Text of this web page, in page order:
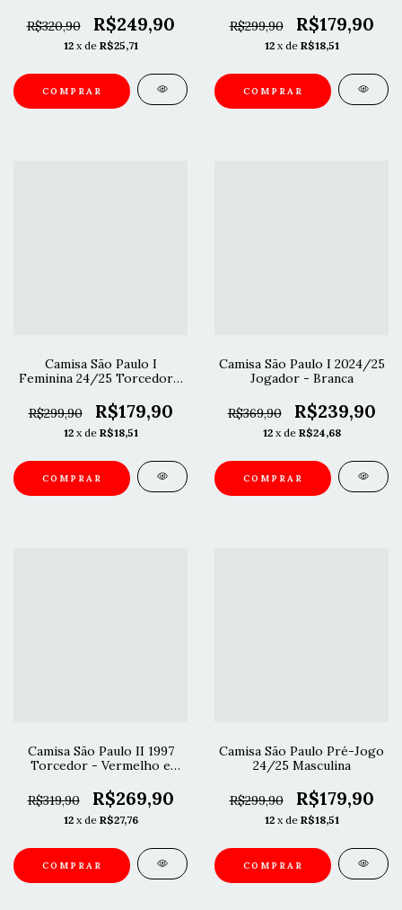
R$320,90 R$249,90
12 x de R$25,71
COMPRAR
R$299,90 R$179,90
12 x de R$18,51
COMPRAR
Camisa São Paulo I
Feminina 24/25 Torcedor -
R$299,90
R$179,90
12 x de R$18,51
COMPRAR
Camisa São Paulo I 2024/25
Jogador - Branca
R$369,90 R$239,90
12 x de R$24,68
COMPRAR
Camisa São Paulo II 1997
Torcedor - Vermelho e
R$319,90
R$269,90
12 x de R$27,76
COMPRAR
Camisa São Paulo Pré-Jogo
24/25 Masculina
R$299,90 R$179,90
12 x de R$18,51
COMPRAR